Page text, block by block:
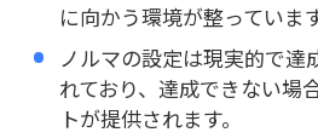
に向かう環境が整っています
ノルマの設定は現実的で達
れており、達成できない場
トが提供されます。